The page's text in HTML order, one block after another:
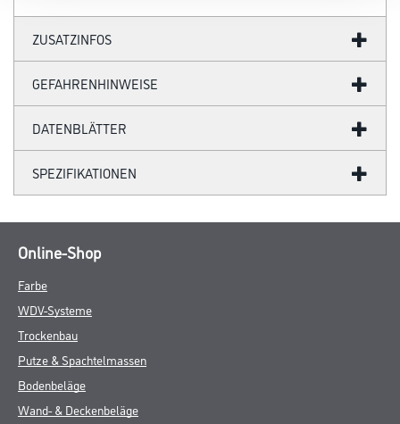
ZUSATZINFOS
GEFAHRENHINWEISE
DATENBLÄTTER
SPEZIFIKATIONEN
Online-Shop
Farbe
WDV-Systeme
Trockenbau
Putze & Spachtelmassen
Bodenbeläge
Wand- & Deckenbeläge